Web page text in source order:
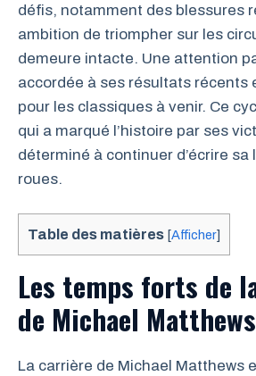
défis, notamment des blessures
ambition de triompher sur les
demeure intacte. Une attention
accordée à ses résultats récents
pour les classiques à venir. Ce
qui a marqué l’histoire par ses
déterminé à continuer d’écrire sa
roues.
Table des matières [Afficher]
Les temps forts de
de Michael Matthews
La carrière de Michael Matthews